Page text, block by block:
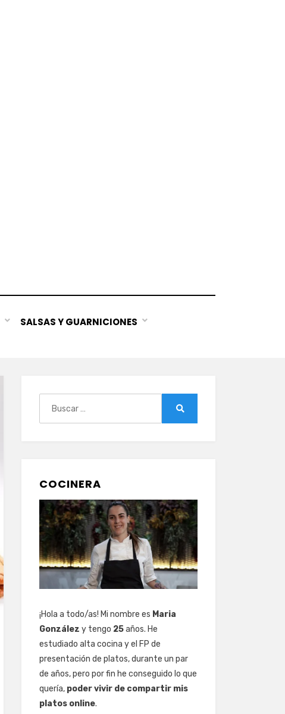
SALSAS Y GUARNICIONES
COCINERA
¡Hola a todo/as! Mi nombre es Maria
González y tengo 25años. He
estudiado alta cocina y el FP de
presentación de platos, durante un par
de años, pero por fin he conseguido lo que
quería, poder vivir de compartir mis
platos online.